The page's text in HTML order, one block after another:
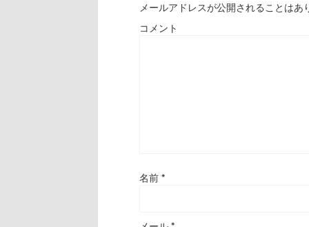
メールアドレスが公開されることはあ
コメント
名前 *